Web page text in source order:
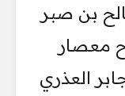
بن صبر
معصار
العذري